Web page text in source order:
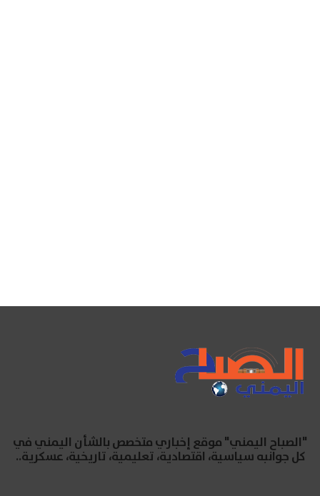
"الصباح اليمني" موقع إخباري متخصص بالشأن اليمني في
كل جوانبه سياسية، اقتصادية، تعليمية، تاريخية، عسكرية..